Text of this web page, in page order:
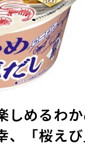
めるわ
、「桜え